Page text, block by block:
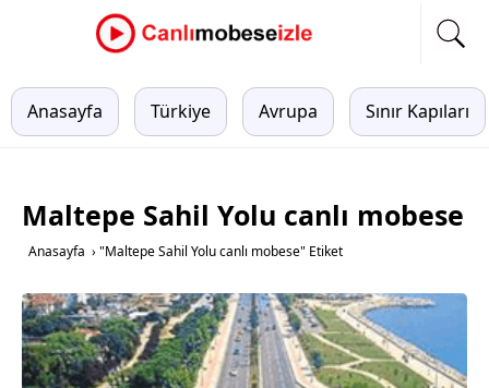
Anasayfa Türkiye Avrupa Sınır Kapıları
Maltepe Sahil Yolu canlı mobese
Anasayfa › "Maltepe Sahil Yolu canlı mobese" Etiket